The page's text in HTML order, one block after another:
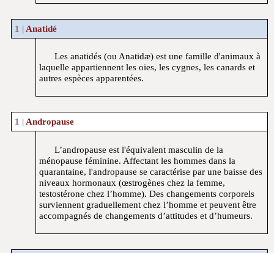
Anatidé
Les anatidés (ou Anatidæ) est une famille d'animaux à
laquelle appartiennent les oies, les cygnes, les canards et
autres espèces apparentées.
Andropause
L’andropause est l'équivalent masculin de la
ménopause féminine. Affectant les hommes dans la
quarantaine, l'andropause se caractérise par une baisse des
niveaux hormonaux (œstrogènes chez la femme,
testostérone chez l’homme). Des changements corporels
surviennent graduellement chez l’homme et peuvent être
accompagnés de changements d’attitudes et d’humeurs.